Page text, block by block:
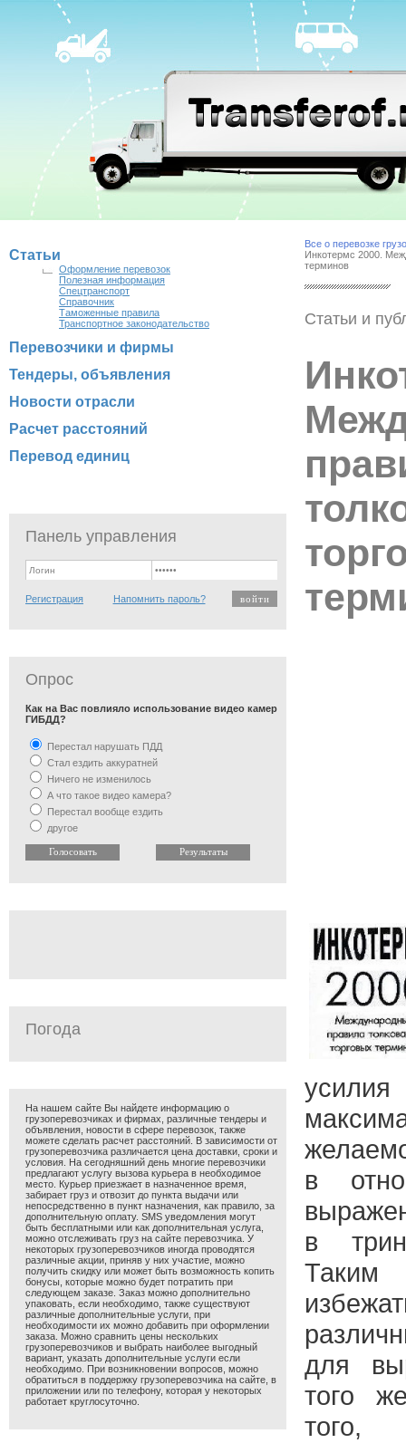
Статьи
Оформление перевозок
Полезная информация
Спецтранспорт
Справочник
Таможенные правила
Транспортное законодательство
Перевозчики и фирмы
Тендеры, объявления
Новости отрасли
Расчет расстояний
Перевод единиц
Панель управления
Регистрация Напомнить пароль?
Опрос
Как на Вас повлияло использование видео камер
ГИБДД?
Перестал нарушать ПДД
Стал ездить аккуратней
Ничего не изменилось
А что такое видео камера?
Перестал вообще ездить
другое
Погода
На нашем сайте Вы найдете информацию о
грузоперевозчиках и фирмах, различные тендеры и
объявления, новости в сфере перевозок, также
можете сделать расчет расстояний. В зависимости от
грузоперевозчика различается цена доставки, сроки и
условия. На сегодняшний день многие перевозчики
предлагают услугу вызова курьера в необходимое
место. Курьер приезжает в назначенное время,
забирает груз и отвозит до пункта выдачи или
непосредственно в пункт назначения, как правило, за
дополнительную оплату. SMS уведомления могут
быть бесплатными или как дополнительная услуга,
можно отслеживать груз на сайте перевозчика. У
некоторых грузоперевозчиков иногда проводятся
различные акции, приняв у них участие, можно
получить скидку или может быть возможность копить
бонусы, которые можно будет потратить при
следующем заказе. Заказ можно дополнительно
упаковать, если необходимо, также существуют
различные дополнительные услуги, при
необходимости их можно добавить при оформлении
заказа. Можно сравнить цены нескольких
грузоперевозчиков и выбрать наиболее выгодный
вариант, указать дополнительные услуги если
необходимо. При возникновении вопросов, можно
обратиться в поддержку грузоперевозчика на сайте, в
приложении или по телефону, которая у некоторых
работает круглосуточно.
Все о перевозке
Инкотермс 2000.
терминов
Статьи и
в
в
Таким
для
того
того,